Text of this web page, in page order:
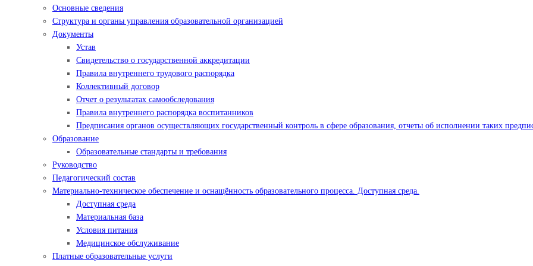
Основные сведения
Структура и органы управления образовательной организацией
Документы
Устав
Свидетельство о государственной аккредитации
Правила внутреннего трудового распорядка
Коллективный договор
Отчет о результатах самообследования
Правила внутреннего распорядка воспитанников
Предписания органов осуществляющих государственный контроль в сфере образования, отчеты об исполнении таких
Образование
Образовательные стандарты и требования
Руководство
Педагогический состав
Материально-техническое обеспечение и оснащённость образовательного процесса. Доступная среда.
Доступная среда
Материальная база
Условия питания
Медицинское обслуживание
Платные образовательные услуги